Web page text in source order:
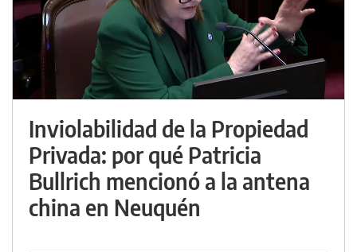
Inviolabilidad de la Propiedad
Privada: por qué Patricia
Bullrich mencionó a la antena
china en Neuquén